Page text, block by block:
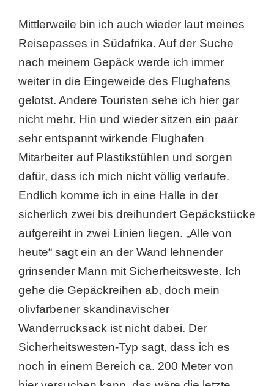
Mittlerweile bin ich auch wieder laut meines
Reisepasses in Südafrika. Auf der Suche
nach meinem Gepäck werde ich immer
weiter in die Eingeweide des Flughafens
gelotst. Andere Touristen sehe ich hier gar
nicht mehr. Hin und wieder sitzen ein paar
sehr entspannt wirkende Flughafen
Mitarbeiter auf Plastikstühlen und sorgen
dafür, dass ich mich nicht völlig verlaufe.
Endlich komme ich in eine Halle in der
sicherlich zwei bis dreihundert Gepäckstücke
aufgereiht in zwei Linien liegen. „Alle von
heute“ sagt ein an der Wand lehnender
grinsender Mann mit Sicherheitsweste. Ich
gehe die Gepäckreihen ab, doch mein
olivfarbener skandinavischer
Wanderrucksack ist nicht dabei. Der
Sicherheitswesten-Typ sagt, dass ich es
noch in einem Bereich ca. 200 Meter von